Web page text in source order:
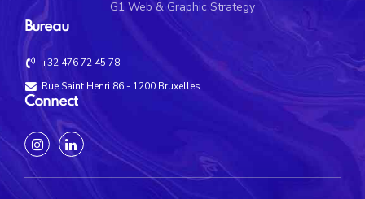
G1 Web & Graphic Strategy
Bureau
+32 476 72 45 78
Rue Saint Henri 86 - 1200 Bruxelles
Connect